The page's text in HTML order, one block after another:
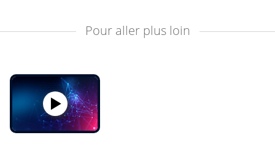
Pour aller plus loin